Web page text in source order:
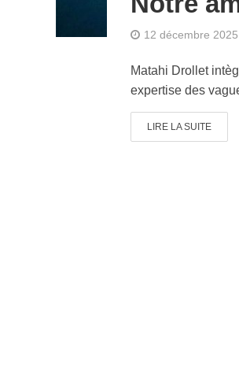
12 décembre 2025
Matahi Drollet
expertise des
LIRE LA SUITE